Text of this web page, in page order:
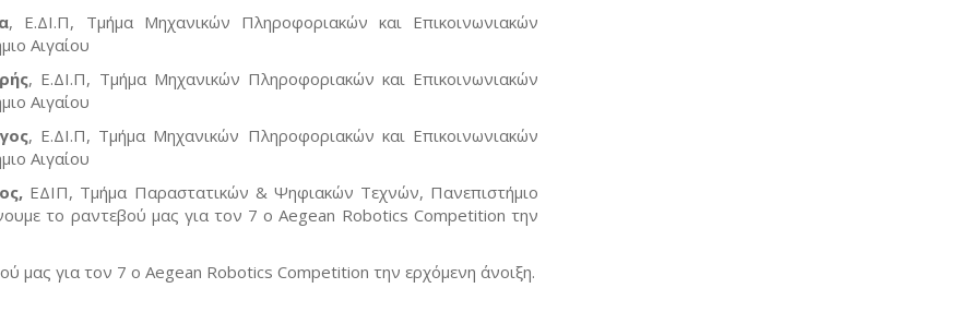
, Ε.ΔΙ.Π, Τμήμα Μηχανικών Πληροφοριακών και Επικοινωνιακών
Αιγαίου
, Ε.ΔΙ.Π, Τμήμα Μηχανικών Πληροφοριακών και Επικοινωνιακών
Αιγαίου
, Ε.ΔΙ.Π, Τμήμα Μηχανικών Πληροφοριακών και Επικοινωνιακών
Αιγαίου
ΕΔΙΠ, Τμήμα Παραστατικών & Ψηφιακών Τεχνών, Πανεπιστήμιο
το ραντεβού μας για τον 7 ο Aegean Robotics Competition την
μας για τον 7 ο Aegean Robotics Competition την ερχόμενη άνοιξη.